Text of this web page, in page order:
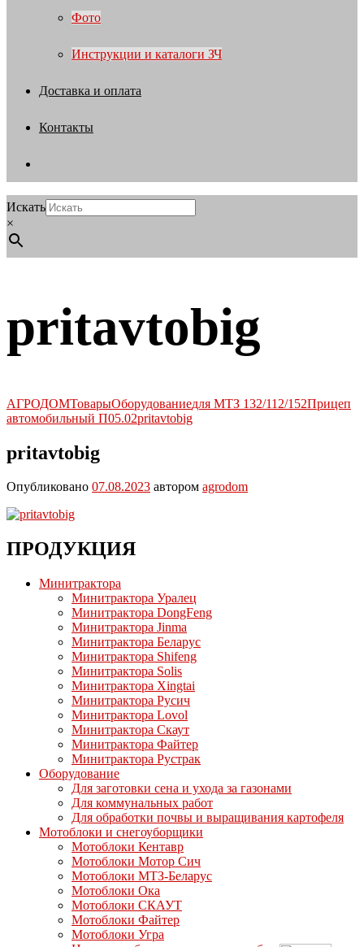
Фото
Инструкции и каталоги ЗЧ
Доставка и оплата
Контакты
Искать
×
pritavtobig
АГРОДОМТоварыОборудованиедля МТЗ 132/112/152Прицеп
автомобильный П05.02pritavtobig
pritavtobig
Опубликовано 07.08.2023 автором agrodom
ПРОДУКЦИЯ
Минитрактора
Минитрактора Уралец
Минитрактора DongFeng
Минитрактора Jinma
Минитрактора Беларус
Минитрактора Shifeng
Минитрактора Solis
Минитрактора Xingtai
Минитрактора Русич
Минитрактора Lovol
Минитрактора Скаут
Минитрактора Файтер
Минитрактора Рустрак
Оборудование
Для заготовки сена и ухода за газонами
Для коммунальных работ
Для обработки почвы и выращивания картофеля
Мотоблоки и снегоуборщики
Мотоблоки Кентавр
Мотоблоки Мотор Сич
Мотоблоки МТЗ-Беларус
Мотоблоки Ока
Мотоблоки СКАУТ
Мотоблоки Файтер
Мотоблоки Угра